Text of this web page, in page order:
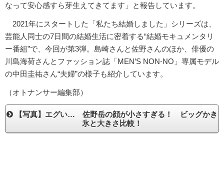
なって安心感すら芽生えてきてます」と報告しています。
2021年にスタートした「私たち結婚しました」シリーズは、
芸能人同士の7日間の結婚生活に密着する“結婚モキュメンタリ
ー番組”で、今回が第3弾。島崎さんと佐野さんのほか、俳優の
川島海荷さんとファッション誌「MEN’S NON-NO」専属モデル
の中田圭祐さん“夫婦”の様子も紹介しています。
（オトナンサー編集部）
【写真】エグい… 佐野岳の顔が小さすぎる！ ビッグかき
氷と大きさ比較！